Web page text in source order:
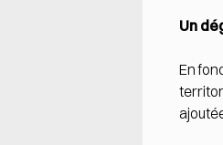
Un
En